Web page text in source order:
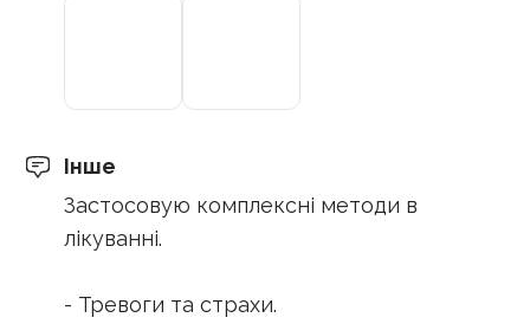
Інше
Застосовую комплексні методи в
лікуванні.
- Тревоги та страхи.